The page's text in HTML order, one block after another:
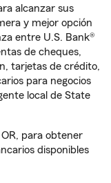
alcanzar sus
y mejor opción
entre U.S. Bank®
de cheques,
tarjetas de crédito,
para negocios
local de State
para obtener
disponibles